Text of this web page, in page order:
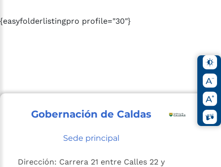
{easyfolderlistingpro profile="30"}
Gobernación de Caldas
Sede principal
Dirección: Carrera 21 entre Calles 22 y